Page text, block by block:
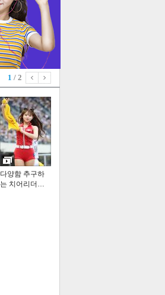
1 / 2
다양함 추구하
는 치어리더…